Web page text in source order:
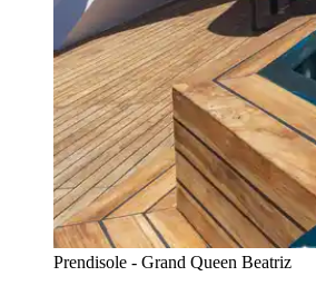
Prendisole - Grand Queen Beatriz